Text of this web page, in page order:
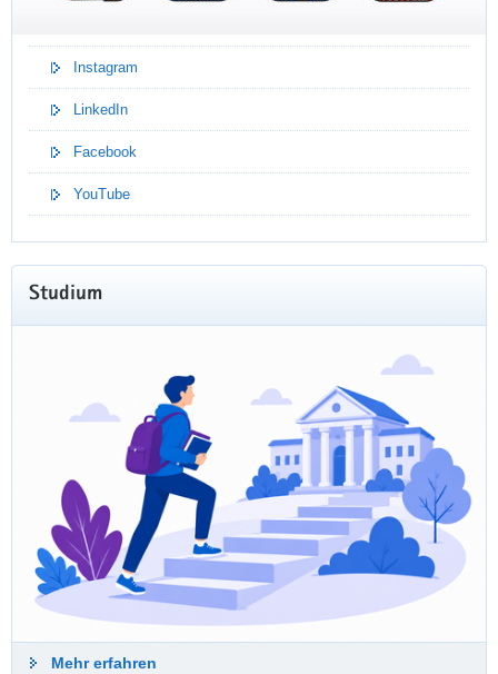
Zertifikat "audit familiengerechte hochschule"
ausgezeichnet.
Weiterlesen
Besuche unseren
Spreadshop!
Zahlreiche Produkte für Deinen Studienstart
erhältst Du in unserem Spreadshop.
Instagram
LinkedIn
Facebook
YouTube
Studium
Mehr erfahren